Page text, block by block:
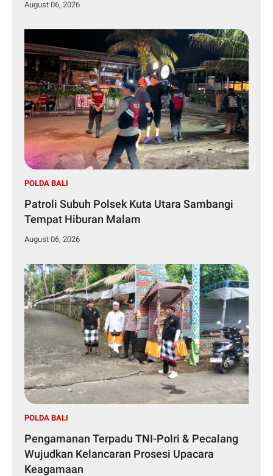
August 06, 2026
POLDA BALI
Patroli Subuh Polsek Kuta Utara Sambangi
Tempat Hiburan Malam
August 06, 2026
POLDA BALI
Pengamanan Terpadu TNI-Polri & Pecalang
Wujudkan Kelancaran Prosesi Upacara
Keagamaan